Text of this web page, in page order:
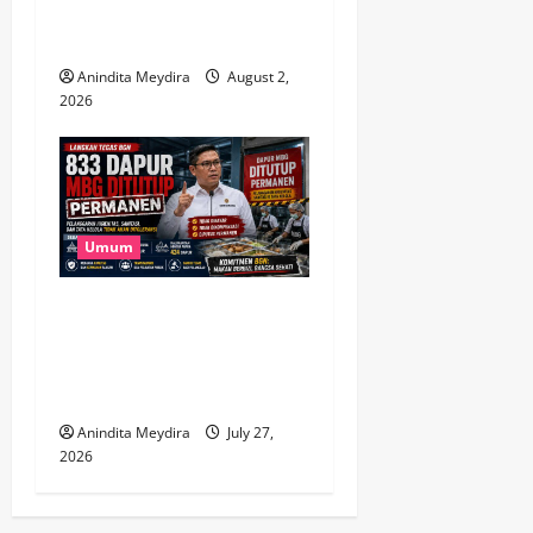
Anindita Meydira
August 2,
2026
Umum
Anindita Meydira
July 27,
2026